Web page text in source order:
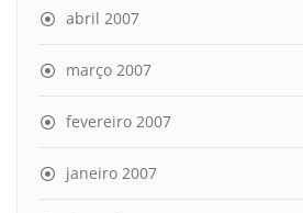
abril 2007
março 2007
fevereiro 2007
janeiro 2007